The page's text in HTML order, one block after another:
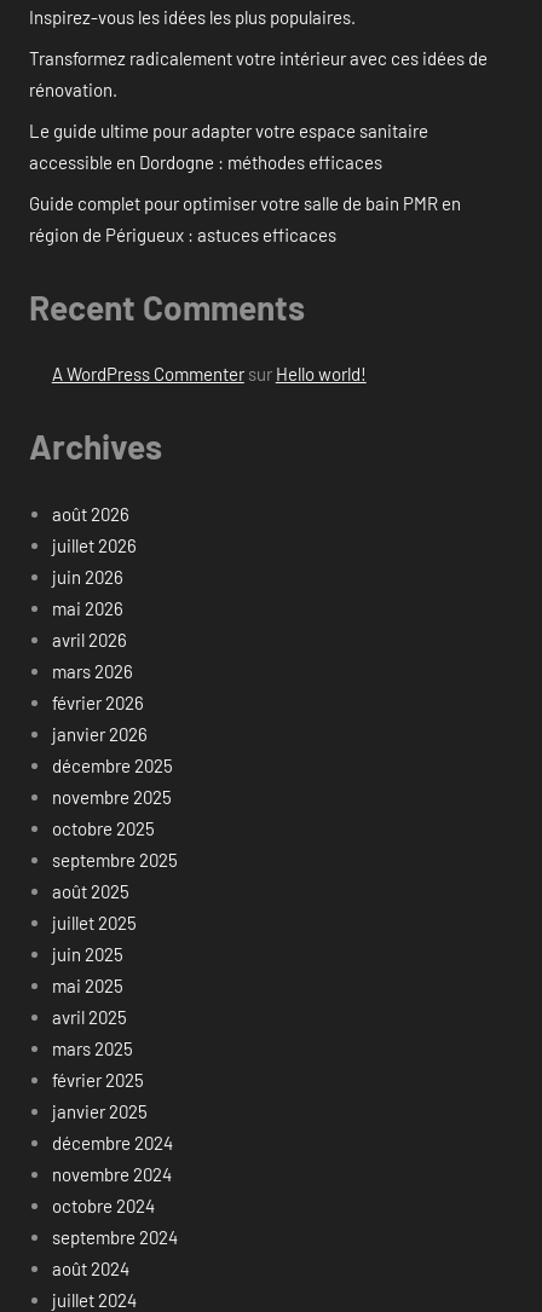
Inspirez-vous les idées les plus populaires.
Transformez radicalement votre intérieur avec ces idées de
rénovation.
Le guide ultime pour adapter votre espace sanitaire
accessible en Dordogne : méthodes efficaces
Guide complet pour optimiser votre salle de bain PMR en
région de Périgueux : astuces efficaces
Recent Comments
A WordPress Commentersur Hello world!
Archives
août 2026
juillet 2026
juin 2026
mai 2026
avril 2026
mars 2026
février 2026
janvier 2026
décembre 2025
novembre 2025
octobre 2025
septembre 2025
août 2025
juillet 2025
juin 2025
mai 2025
avril 2025
mars 2025
février 2025
janvier 2025
décembre 2024
novembre 2024
octobre 2024
septembre 2024
août 2024
juillet 2024